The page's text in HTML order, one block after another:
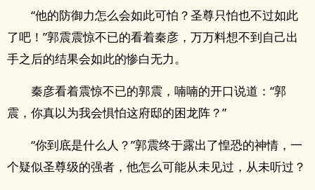
“他的防御力怎么会如此可怕？圣尊只怕也不过如此
了吧！”郭震震惊不已的看着秦彦，万万料想不到自己出
手之后的结果会如此的惨白无力。
秦彦看着震惊不已的郭震，喃喃的开口说道：“郭
震，你真以为我会惧怕这府邸的困龙阵？”
“你到底是什么人？”郭震终于露出了惶恐的神情，一
个疑似圣尊级的强者，他怎么可能从未见过，从未听过？